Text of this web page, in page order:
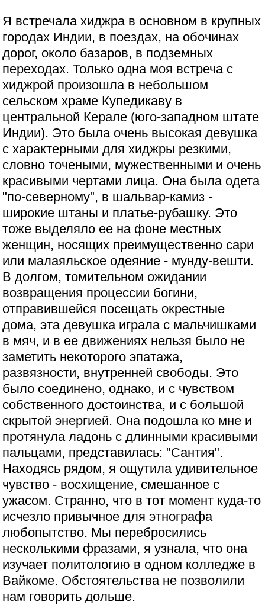
Я встречала хиджра в основном в крупных
городах Индии, в поездах, на обочинах
дорог, около базаров, в подземных
переходах. Только одна моя встреча с
хиджрой произошла в небольшом
сельском храме Купедикаву в
центральной Керале (юго-западном штате
Индии). Это была очень высокая девушка
с характерными для хиджры резкими,
словно точеными, мужественными и очень
красивыми чертами лица. Она была одета
"по-северному", в шальвар-камиз -
широкие штаны и платье-рубашку. Это
тоже выделяло ее на фоне местных
женщин, носящих преимущественно сари
или малаяльское одеяние - мунду-вешти.
В долгом, томительном ожидании
возвращения процессии богини,
отправившейся посещать окрестные
дома, эта девушка играла с мальчишками
в мяч, и в ее движениях нельзя было не
заметить некоторого эпатажа,
развязности, внутренней свободы. Это
было соединено, однако, и с чувством
собственного достоинства, и с большой
скрытой энергией. Она подошла ко мне и
протянула ладонь с длинными красивыми
пальцами, представилась: "Сантия".
Находясь рядом, я ощутила удивительное
чувство - восхищение, смешанное с
ужасом. Странно, что в тот момент куда-то
исчезло привычное для этнографа
любопытство. Мы перебросились
несколькими фразами, я узнала, что она
изучает политологию в одном колледже в
Вайкоме. Обстоятельства не позволили
нам говорить дольше.